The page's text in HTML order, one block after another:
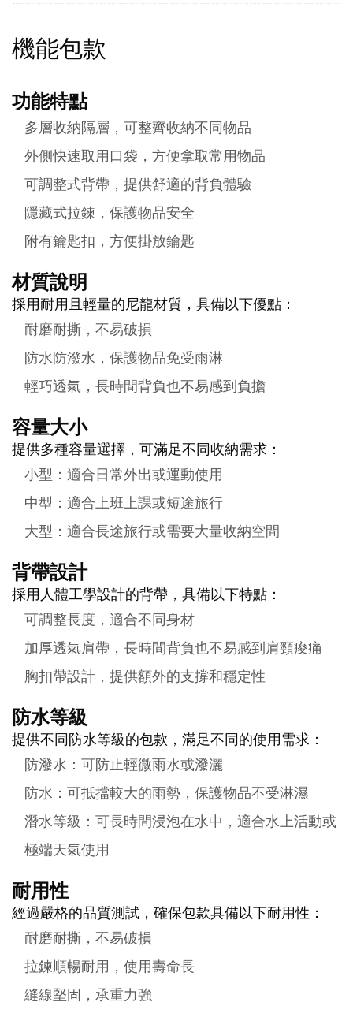
機能包款
功能特點
多層收納隔層，可整齊收納不同物品
外側快速取用口袋，方便拿取常用物品
可調整式背帶，提供舒適的背負體驗
隱藏式拉鍊，保護物品安全
附有鑰匙扣，方便掛放鑰匙
材質說明
採用耐用且輕量的尼龍材質，具備以下優點：
耐磨耐撕，不易破損
防水防潑水，保護物品免受雨淋
輕巧透氣，長時間背負也不易感到負擔
容量大小
提供多種容量選擇，可滿足不同收納需求：
小型：適合日常外出或運動使用
中型：適合上班上課或短途旅行
大型：適合長途旅行或需要大量收納空間
背帶設計
採用人體工學設計的背帶，具備以下特點：
可調整長度，適合不同身材
加厚透氣肩帶，長時間背負也不易感到肩頸痠痛
胸扣帶設計，提供額外的支撐和穩定性
防水等級
提供不同防水等級的包款，滿足不同的使用需求：
防潑水：可防止輕微雨水或潑灑
防水：可抵擋較大的雨勢，保護物品不受淋濕
潛水等級：可長時間浸泡在水中，適合水上活動或
極端天氣使用
耐用性
經過嚴格的品質測試，確保包款具備以下耐用性：
耐磨耐撕，不易破損
拉鍊順暢耐用，使用壽命長
縫線堅固，承重力強